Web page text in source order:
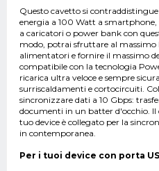
Questo cavetto si
energia a 100 Watt a
a caricatori o power bank con
modo, potrai sfruttare al massimo
alimentatori e fornire il massimo
compatibile con la tecnologia
ricarica ultra veloce e sempre
surriscaldamenti e cortocircuiti.
sincronizzare dati a 10 Gbps:
documenti in un batter d'occhio. Il
tuo device è collegato per la
in contemporanea.
Per i tuoi device con porta